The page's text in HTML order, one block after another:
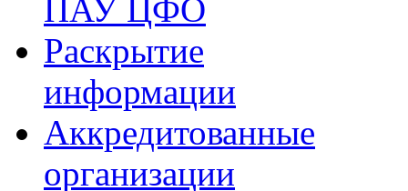
ПАУ ЦФО
Раскрытие
информации
Аккредитованные
организации